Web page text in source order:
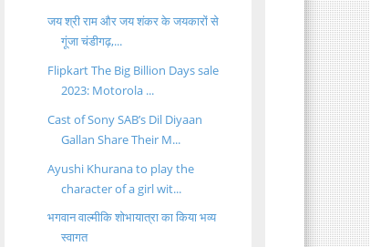
जय श्री राम और जय शंकर के जयकारों से
गूंजा चंडीगढ़,...
Flipkart The Big Billion Days sale
2023: Motorola ...
Cast of Sony SAB’s Dil Diyaan
Gallan Share Their M...
Ayushi Khurana to play the
character of a girl wit...
भगवान वाल्मीकि शोभायात्रा का किया भव्य
स्वागत